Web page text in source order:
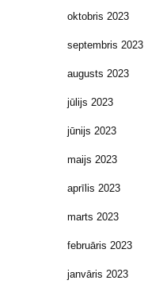
oktobris 2023
septembris 2023
augusts 2023
jūlijs 2023
jūnijs 2023
maijs 2023
aprīlis 2023
marts 2023
februāris 2023
janvāris 2023